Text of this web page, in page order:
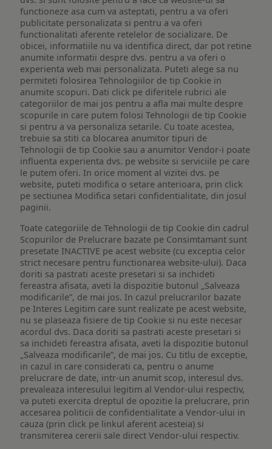
functioneze asa cum va asteptati, pentru a va oferi
publicitate personalizata si pentru a va oferi
functionalitati aferente retelelor de socializare. De
obicei, informatiile nu va identifica direct, dar pot retine
anumite informatii despre dvs. pentru a va oferi o
experienta web mai personalizata. Puteti alege sa nu
permiteti folosirea Tehnologiilor de tip Cookie in
anumite scopuri. Dati click pe diferitele rubrici ale
categoriilor de mai jos pentru a afla mai multe despre
scopurile in care putem folosi Tehnologii de tip Cookie
si pentru a va personaliza setarile. Cu toate acestea,
trebuie sa stiti ca blocarea anumitor tipuri de
Tehnologii de tip Cookie sau a anumitor Vendor-i poate
influenta experienta dvs. pe website si serviciile pe care
le putem oferi. In orice moment al vizitei dvs. pe
website, puteti modifica o setare anterioara, prin click
pe sectiunea Modifica setari confidentialitate, din josul
paginii.
Toate categoriile de Tehnologii de tip Cookie din cadrul
Scopurilor de Prelucrare bazate pe Consimtamant sunt
presetate INACTIVE pe acest website (cu exceptia celor
strict necesare pentru functionarea website-ului). Daca
doriti sa pastrati aceste presetari si sa inchideti
fereastra afisata, aveti la dispozitie butonul „Salveaza
modificarile”, de mai jos. In cazul prelucrarilor bazate
pe Interes Legitim care sunt realizate pe acest website,
nu se plaseaza fisiere de tip Cookie si nu este necesar
acordul dvs. Daca doriti sa pastrati aceste presetari si
sa inchideti fereastra afisata, aveti la dispozitie butonul
„Salveaza modificarile”, de mai jos. Cu titlu de exceptie,
in cazul in care considerati ca, pentru o anume
prelucrare de date, intr-un anumit scop, interesul dvs.
prevaleaza interesului legitim al Vendor-ului respectiv,
va puteti exercita dreptul de opozitie la prelucrare, prin
accesarea politicii de confidentialitate a Vendor-ului in
cauza (prin click pe linkul aferent acesteia) si
transmiterea cererii sale direct Vendor-ului respectiv.